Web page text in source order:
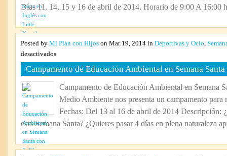
Inglés
Little
Días 11, 14, 15 y 16 de abril de 2014. Horario de 9:00 A 16:00
Posted by Mi Plan con Hijos on Mar 19, 2014 in Deportivas y Ocio,
desactivadosen
Campamento
de
Ambiental
en
con
Campamento de Educación Ambiental en Semana
Campamento de Educación Ambiental en Semana
Medio Ambiente nos presenta un campamento para
Fechas: Del 13 al 16 de abril de 2014 Descripción:
esta Semana Santa? ¿Quieres pasar 4 días en plena naturaleza